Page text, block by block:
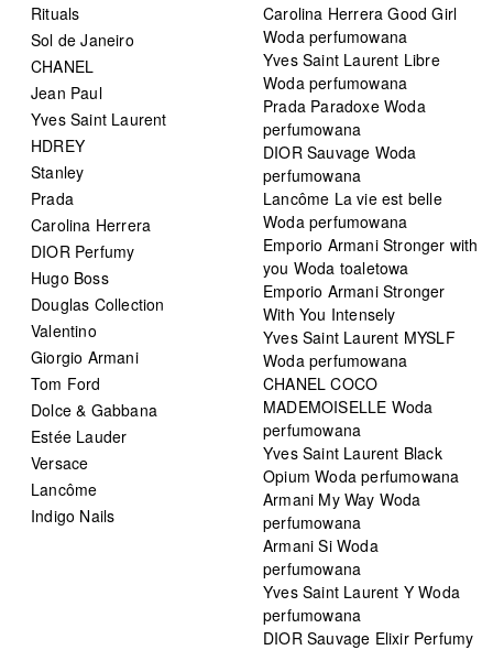
Rituals
Sol de Janeiro
CHANEL
Jean Paul
Yves Saint Laurent
HDREY
Stanley
Prada
Carolina Herrera
DIOR Perfumy
Hugo Boss
Douglas Collection
Valentino
Giorgio Armani
Tom Ford
Dolce & Gabbana
Estée Lauder
Versace
Lancôme
Indigo Nails
Carolina Herrera Good Girl
Woda perfumowana
Yves Saint Laurent Libre
Woda perfumowana
Prada Paradoxe Woda
perfumowana
DIOR Sauvage Woda
perfumowana
Lancôme La vie est belle
Woda perfumowana
Emporio Armani Stronger with
you Woda toaletowa
Emporio Armani Stronger
With You Intensely
Yves Saint Laurent MYSLF
Woda perfumowana
CHANEL COCO
MADEMOISELLE Woda
perfumowana
Yves Saint Laurent Black
Opium Woda perfumowana
Armani My Way Woda
perfumowana
Armani Si Woda
perfumowana
Yves Saint Laurent Y Woda
perfumowana
DIOR Sauvage Elixir Perfumy